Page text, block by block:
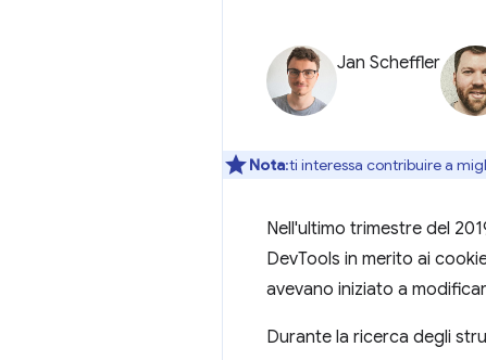
Jan Scheffler
Nota:ti interessa contribuire a
Nell'ultimo trimestre del
DevTools in merito ai
avevano iniziato a
Durante la ricerca degli